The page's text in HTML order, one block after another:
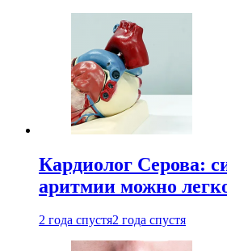
Кардиолог Серова:
аритмии можно
2 года спустя2 года спустя